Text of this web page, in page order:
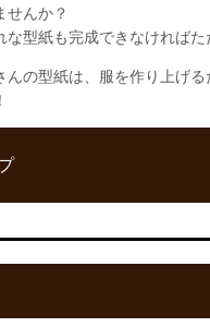
せんか？
な型紙も完成できなければた
んの型紙は、服を作り上げ